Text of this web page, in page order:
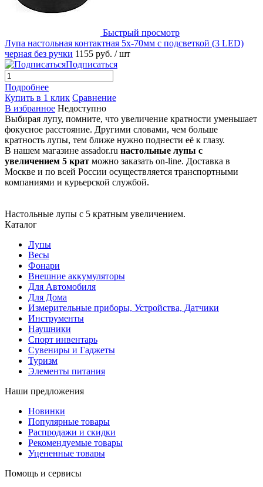
Быстрый просмотр
Лупа настольная контактная 5x-70мм с подсветкой (3 LED)
черная без ручки 1155 руб. / шт
Подписаться
Подробнее
Купить в 1 клик Сравнение
В избранное Недоступно
Выбирая лупу, помните, что увеличение кратности уменьшает
фокусное расстояние. Другими словами, чем больше
кратность лупы, тем ближе нужно поднести её к глазу.
В нашем магазине assador.ru настольные лупы с
увеличением 5 крат можно заказать on-line. Доставка в
Москве и по всей России осуществляется транспортными
компаниями и курьерской службой.
Настольные лупы с 5 кратным увеличением.
Каталог
Лупы
Весы
Фонари
Внешние аккумуляторы
Для Автомобиля
Для Дома
Измерительные приборы, Устройства, Датчики
Инструменты
Наушники
Спорт инвентарь
Сувениры и Гаджеты
Туризм
Элементы питания
Наши предложения
Новинки
Популярные товары
Распродажи и скидки
Рекомендуемые товары
Уцененные товары
Помощь и сервисы